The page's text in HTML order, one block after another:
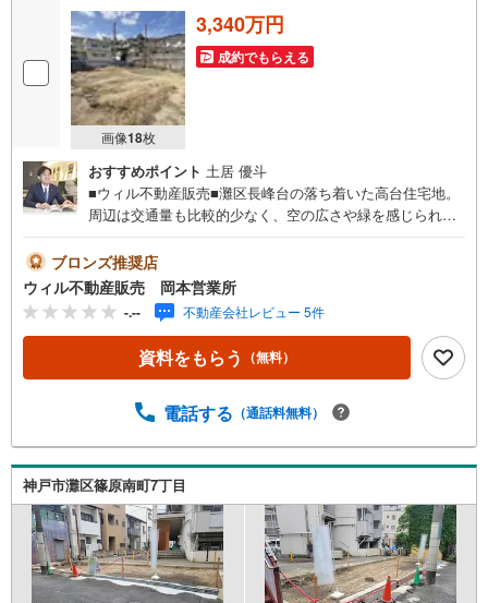
画像18枚
3,340万円
成約でもらえる
おすすめポイント 土居 優斗
■ウィル不動産販売■灘区長峰台の落ち着いた高台住宅地。
周辺は交通量も比較的少なく、空の広さや緑を感じられる
いて過ごせる住環境を求める方におすすめです。宝塚で創
業30年！東証上場のウィルで安心取引！定休日無！キッズ
スペース有！オンライン相談対応！平日特典！一緒にあな
たにとってベストなお住まいを探しましょう！弊社は神
戸・阪神間北摂・大阪市内に12店舗構えております。お住
まいのご購入に欠かせない住宅ローンの専門部署や、中古
で、連携してお客様を各方面からサポートさせていただき
間 10:00～19:00】（定休日なし）上記時間はお電話が繋が
りやすくなっております。ぜひお気軽にご連絡下さい！現
地を見学される場合は「室内・現地を見学する（無料）」
ボタンよりご希望の日時をご記入いただけますとスムーズ
にご案内が可能です。
ブロンズ推奨店
ウィル不動産販売 岡本営業所
-.-- 不動産会社レビュー 5件
資料をもらう （無料）
電話する （通話料無料）
神戸市灘区篠原南町7丁目